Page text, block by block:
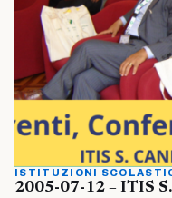
ISTITUZIONI
2005-07-12 – ITIS